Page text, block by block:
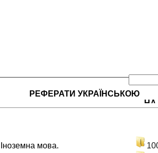
РЕФЕРАТИ УКРАЇНСЬКОЮ
НА
Іноземна мова.